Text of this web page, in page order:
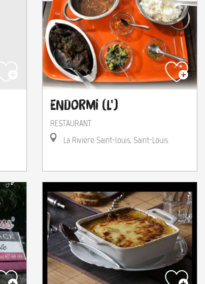
Endormi (L')
RESTAURANT
La Riviere Saint-louis, Saint-Louis